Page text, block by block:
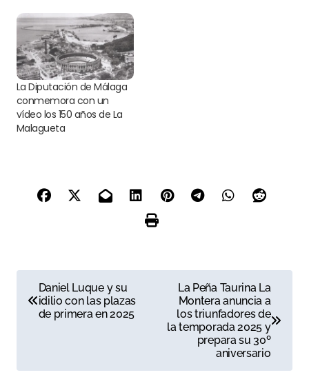
La Diputación de Málaga
conmemora con un
vídeo los 150 años de La
Malagueta
a
e
Daniel Luque y su
idilio con las plazas
de primera en 2025
La Peña Taurina La
Montera anuncia a
los triunfadores de
la temporada 2025 y
prepara su 30º
aniversario